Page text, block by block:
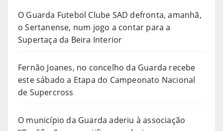
O Guarda Futebol Clube SAD defronta, amanhã,
o Sertanense, num jogo a contar para a
Supertaça da Beira Interior
Fernão Joanes, no concelho da Guarda recebe
este sábado a Etapa do Campeonato Nacional
de Supercross
O município da Guarda aderiu à associação